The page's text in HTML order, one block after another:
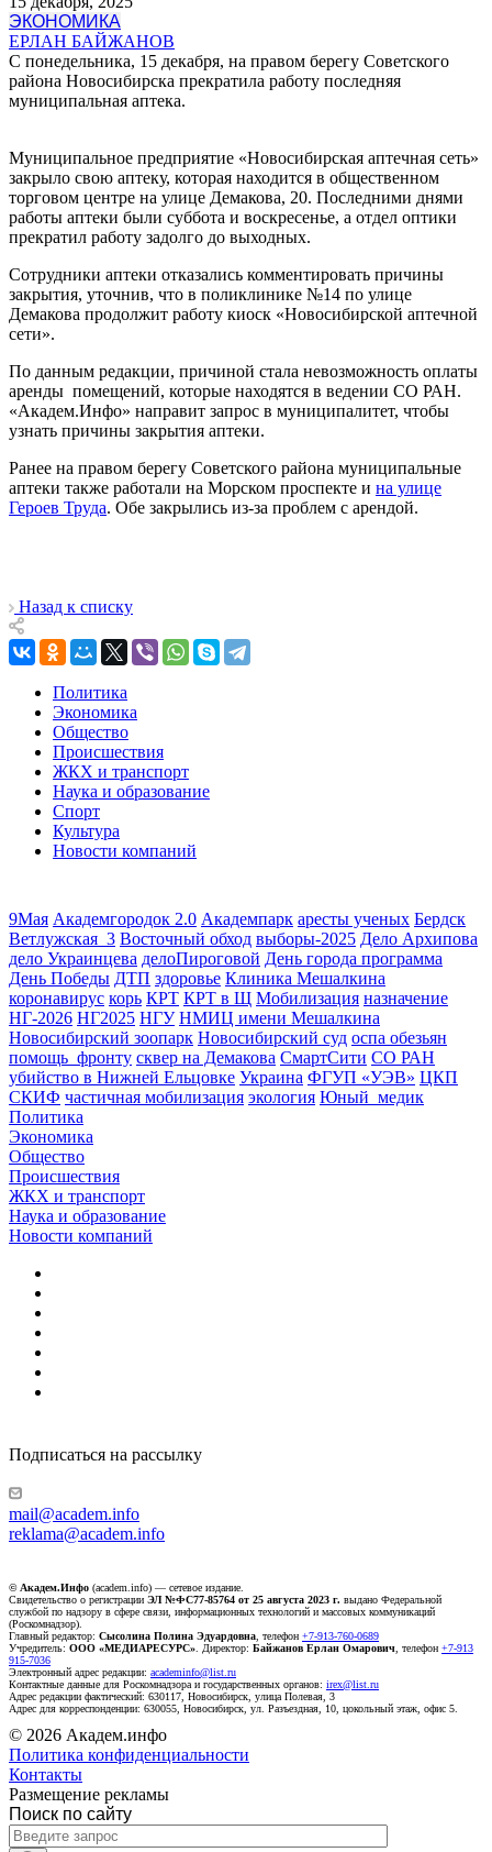
ЭКОНОМИКА
ЕРЛАН БАЙЖАНОВ
С понедельника, 15 декабря, на правом берегу Советского
района Новосибирска прекратила работу последняя
муниципальная аптека.
Муниципальное предприятие «Новосибирская аптечная сеть»
закрыло свою аптеку, которая находится в общественном
торговом центре на улице Демакова, 20. Последними днями
работы аптеки были суббота и воскресенье, а отдел оптики
прекратил работу задолго до выходных.
Сотрудники аптеки отказались комментировать причины
закрытия, уточнив, что в поликлинике №14 по улице
Демакова продолжит работу киоск «Новосибирской аптечной
сети».
По данным редакции, причиной стала невозможность оплаты
аренды помещений, которые находятся в ведении СО РАН.
«Академ.Инфо» направит запрос в муниципалитет, чтобы
узнать причины закрытия аптеки.
Ранее на правом берегу Советского района муниципальные
аптеки также работали на Морском проспекте и на улице
Героев Труда. Обе закрылись из-за проблем с арендой.
Назад к списку
Политика
Экономика
Общество
Происшествия
ЖКХ и транспорт
Наука и образование
Спорт
Культура
Новости компаний
9Мая Академгородок 2.0 Академпарк аресты ученых Бердск
Ветлужская_3 Восточный обход выборы-2025 Дело Архипова
дело Украинцева делоПироговой День города программа
День Победы ДТП здоровье Клиника Мешалкина
коронавирус корь КРТ КРТ в Щ Мобилизация назначение
НГ-2026 НГ2025 НГУ НМИЦ имени Мешалкина
Новосибирский зоопарк Новосибирский суд оспа обезьян
помощь_фронту сквер на Демакова СмартСити СО РАН
убийство в Нижней Ельцовке Украина ФГУП «УЭВ» ЦКП
СКИФ частичная мобилизация экология Юный_медик
Политика
Экономика
Общество
Происшествия
ЖКХ и транспорт
Наука и образование
Новости компаний
Подписаться на рассылку
mail@academ.info
reklama@academ.info
© Академ.Инфо (academ.info) — сетевое издание.
Свидетельство о регистрации ЭЛ №ФС77-85764 от 25 августа 2023 г. выдано Федеральной
службой по надзору в сфере связи, информационных технологий и массовых коммуникаций
(Роскомнадзор).
Главный редактор: Сысолина Полина Эдуардовна , телефон +7-913-760-0689
Учредитель: ООО «МЕДИАРЕСУРС» . Директор: Байжанов Ерлан Омарович , телефон +7-913
915-7036
Электронный адрес редакции: academinfo@list.ru
Контактные данные для Роскомнадзора и государственных органов: irex@list.ru
Адрес редакции фактический: 630117, Новосибирск, улица Полевая, 3
Адрес для корреспонденции: 630055, Новосибирск, ул. Разъездная, 10, цокольный этаж, офис 5.
© 2026 Академ.инфо
Политика конфиденциальности
Контакты
Размещение рекламы
Поиск по сайту